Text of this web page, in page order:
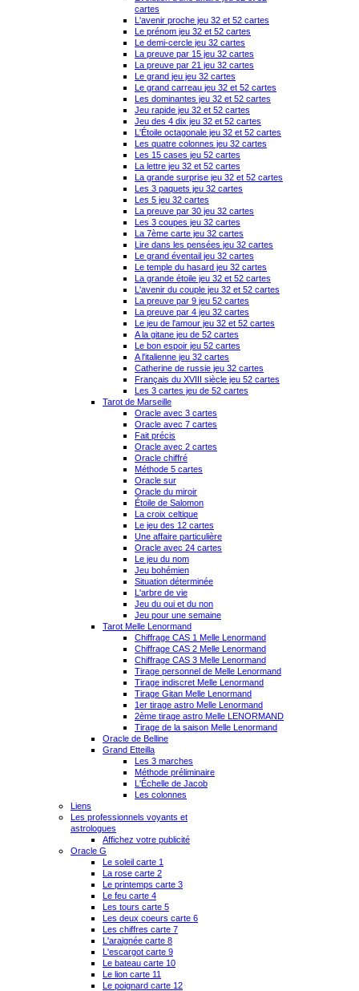
cartes
L'avenir proche jeu 32 et 52 cartes
Le prénom jeu 32 et 52 cartes
Le demi-cercle jeu 32 cartes
La preuve par 15 jeu 32 cartes
La preuve par 21 jeu 32 cartes
Le grand jeu jeu 32 cartes
Le grand carreau jeu 32 et 52 cartes
Les dominantes jeu 32 et 52 cartes
Jeu rapide jeu 32 et 52 cartes
Jeu des 4 dix jeu 32 et 52 cartes
L'Étoile octagonale jeu 32 et 52 cartes
Les quatre colonnes jeu 32 cartes
Les 15 cases jeu 52 cartes
La lettre jeu 32 et 52 cartes
La grande surprise jeu 32 et 52 cartes
Les 3 paquets jeu 32 cartes
Les 5 jeu 32 cartes
La preuve par 30 jeu 32 cartes
Les 3 coupes jeu 32 cartes
La 7ème carte jeu 32 cartes
Lire dans les pensées jeu 32 cartes
Le grand éventail jeu 32 cartes
Le temple du hasard jeu 32 cartes
La grande étoile jeu 32 et 52 cartes
L'avenir du couple jeu 32 et 52 cartes
La preuve par 9 jeu 52 cartes
La preuve par 4 jeu 32 cartes
Le jeu de l'amour jeu 32 et 52 cartes
A la gitane jeu de 52 cartes
Le bon espoir jeu 52 cartes
A l'italienne jeu 32 cartes
Catherine de russie jeu 32 cartes
Français du XVIII siècle jeu 52 cartes
Les 3 cartes jeu de 52 cartes
Tarot de Marseille
Oracle avec 3 cartes
Oracle avec 7 cartes
Fait précis
Oracle avec 2 cartes
Oracle chiffré
Méthode 5 cartes
Oracle sur
Oracle du miroir
Étoile de Salomon
La croix celtique
Le jeu des 12 cartes
Une affaire particulière
Oracle avec 24 cartes
Le jeu du nom
Jeu bohémien
Situation déterminée
L'arbre de vie
Jeu du oui et du non
Jeu pour une semaine
Tarot Melle Lenormand
Chiffrage CAS 1 Melle Lenormand
Chiffrage CAS 2 Melle Lenormand
Chiffrage CAS 3 Melle Lenormand
Tirage personnel de Melle Lenormand
Tirage indiscret Melle Lenormand
Tirage Gitan Melle Lenormand
1er tirage astro Melle Lenormand
2ème tirage astro Melle LENORMAND
Tirage de la saison Melle Lenormand
Oracle de Belline
Grand Etteilla
Les 3 marches
Méthode préliminaire
L'Échelle de Jacob
Les colonnes
Liens
Les professionnels voyants et
astrologues
Affichez votre publicité
Oracle G
Le soleil carte 1
La rose carte 2
Le printemps carte 3
Le feu carte 4
Les tours carte 5
Les deux coeurs carte 6
Les chiffres carte 7
L'araignée carte 8
L'escargot carte 9
Le bateau carte 10
Le lion carte 11
Le poignard carte 12